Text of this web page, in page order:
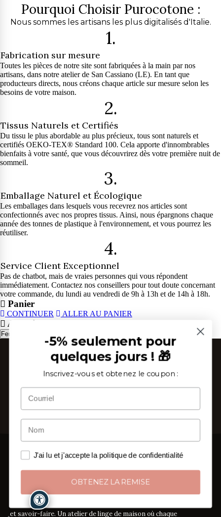
Pourquoi Choisir Purocotone :
Nous sommes les artisans les plus digitalisés d'Italie.
1.
Fabrication sur mesure
Toutes les pièces de notre site sont fabriquées à la main par nos
artisans, dans notre atelier de San Cassiano (LE). En tant que
producteurs directs, nous créons chaque article sur mesure selon les
besoins de votre maison.
2.
Tissus Naturels et Certifiés
Du tissu le plus abordable au plus précieux, tous sont naturels et
certifiés OEKO-TEX® Standard 100. Cela apporte d'innombrables
bienfaits à votre santé, que vous découvrirez dès votre première nuit de
sommeil.
3.
Emballage Naturel et Écologique
Les emballages dans lesquels vous recevrez nos articles sont
confectionnés avec nos propres tissus. Ainsi, nous épargnons chaque
année des tonnes de plastique à l'environnement, et vous pourrez les
réutiliser.
4.
Service Client Exceptionnel
Pas de chatbot, mais de vraies personnes qui vous répondent
immédiatement. Contactez nos conseillers pour tout doute concernant
votre commande, du lundi au vendredi de 9h à 13h et de 14h à 18h.
Panier
CONTINUER ALLER AU PANIER
Attention
Fermer
Depuis 2002, au cœur du Salento, nous tissons étoffe
et savoir-faire. Un atelier de linge de maison où chaque
-5% seulement pour
quelques jours ! 🎁
Inscrivez-vous et obtenez le coupon :
J'ai lu et j'accepte la politique de confidentialité
OBTENEZ LA REMISE